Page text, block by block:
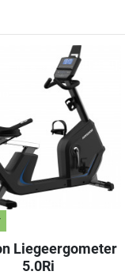
Liegeergometer
5.0Ri